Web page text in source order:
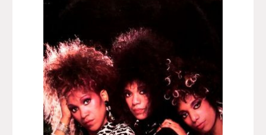
l
s
h
o
'
s